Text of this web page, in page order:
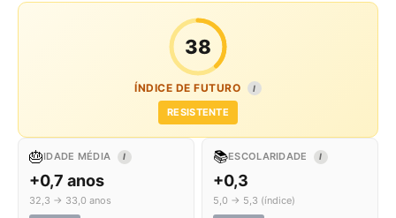
38
ÍNDICE DE FUTURO I
RESISTENTE
🎂IDADE MÉDIA I
+0,7 anos
32,3 → 33,0 anos
📚ESCOLARIDADE I
+0,3
5,0 → 5,3 (índice)